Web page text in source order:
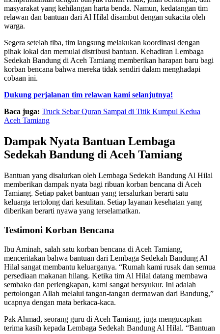
masyarakat yang kehilangan harta benda. Namun, kedatangan tim
relawan dan bantuan dari Al Hilal disambut dengan sukacita oleh
warga.
Segera setelah tiba, tim langsung melakukan koordinasi dengan
pihak lokal dan memulai distribusi bantuan. Kehadiran Lembaga
Sedekah Bandung di Aceh Tamiang memberikan harapan baru bagi
korban bencana bahwa mereka tidak sendiri dalam menghadapi
cobaan ini.
Dukung perjalanan tim relawan kami selanjutnya!
Baca juga: Truck Sebar Quran Sampai di Titik Kumpul Kedua
Aceh Tamiang
Dampak Nyata Bantuan Lembaga
Sedekah Bandung di Aceh Tamiang
Bantuan yang disalurkan oleh Lembaga Sedekah Bandung Al Hilal
memberikan dampak nyata bagi ribuan korban bencana di Aceh
Tamiang. Setiap paket bantuan yang tersalurkan berarti satu
keluarga tertolong dari kesulitan. Setiap layanan kesehatan yang
diberikan berarti nyawa yang terselamatkan.
Testimoni Korban Bencana
Ibu Aminah, salah satu korban bencana di Aceh Tamiang,
menceritakan bahwa bantuan dari Lembaga Sedekah Bandung Al
Hilal sangat membantu keluarganya. “Rumah kami rusak dan semua
persediaan makanan hilang. Ketika tim Al Hilal datang membawa
sembako dan perlengkapan, kami sangat bersyukur. Ini adalah
pertolongan Allah melalui tangan-tangan dermawan dari Bandung,”
ucapnya dengan mata berkaca-kaca.
Pak Ahmad, seorang guru di Aceh Tamiang, juga mengucapkan
terima kasih kepada Lembaga Sedekah Bandung Al Hilal. “Bantuan